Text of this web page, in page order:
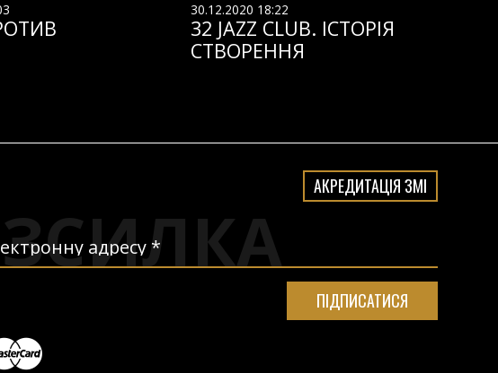
30.12.2020 18:22
32 JAZZ CLUB. ІСТОРІЯ
СТВОРЕННЯ
АКРЕДИТАЦІЯ ЗМІ